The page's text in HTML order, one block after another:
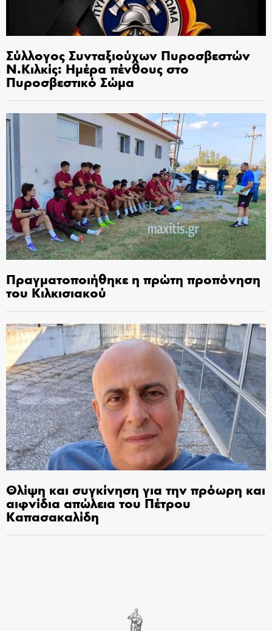
Σύλλογος Συνταξιούχων Πυροσβεστών
Ν.Κιλκίς: Ημέρα πένθους στο
Πυροσβεστικό Σώμα
Πραγματοποιήθηκε η πρώτη προπόνηση
του Κιλκισιακού
Θλίψη και συγκίνηση για την πρόωρη και
αιφνίδια απώλεια του Πέτρου
Καπασακαλίδη